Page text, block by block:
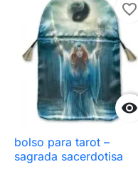

favorite_border
bolso para tarot –
sagrada sacerdotisa